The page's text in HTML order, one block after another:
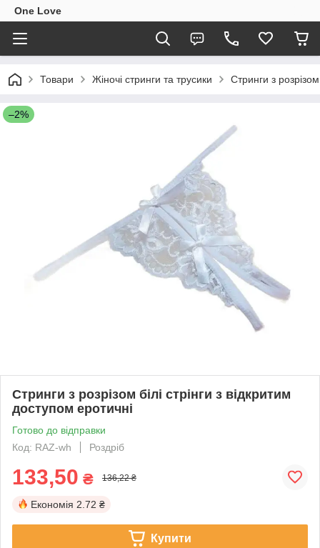
One Love
Товари Жіночі стринги та трусики Стринги з
–2%
Стринги з розрізом білі стрінги з відкритим
доступом еротичні
Готово до відправки
Код: RAZ-wh
Роздріб
133,50 ₴ 136,22 ₴
Економія 2.72 ₴
Купити